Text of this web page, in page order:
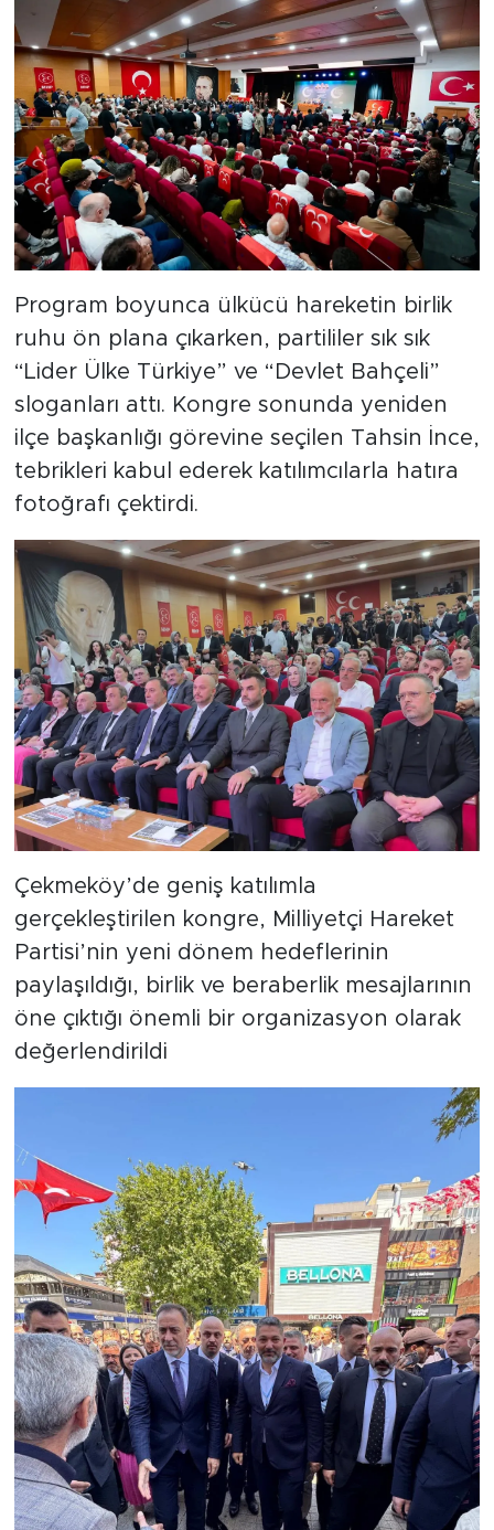
Program boyunca ülkücü hareketin birlik
ruhu ön plana çıkarken, partililer sık sık
“Lider Ülke Türkiye” ve “Devlet Bahçeli”
sloganları attı. Kongre sonunda yeniden
ilçe başkanlığı görevine seçilen Tahsin İnce,
tebrikleri kabul ederek katılımcılarla hatıra
fotoğrafı çektirdi.
Çekmeköy’de geniş katılımla
gerçekleştirilen kongre, Milliyetçi Hareket
Partisi’nin yeni dönem hedeflerinin
paylaşıldığı, birlik ve beraberlik mesajlarının
öne çıktığı önemli bir organizasyon olarak
değerlendirildi